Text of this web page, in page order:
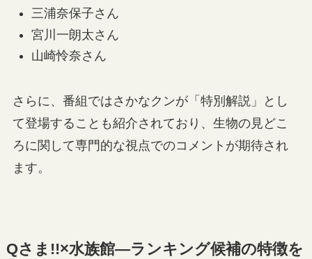
三浦奈保子さん
宮川一朗太さん
山崎怜奈さん
さらに、番組ではさかなクンが「特別解説」とし
て登場することも紹介されており、生物の見どこ
ろに関して専門的な視点でのコメントが期待され
ます。
Qさま!!×水族館—ランキング候補の特徴を